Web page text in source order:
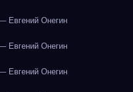
Евгений Онегин
Евгений Онегин
Евгений Онегин